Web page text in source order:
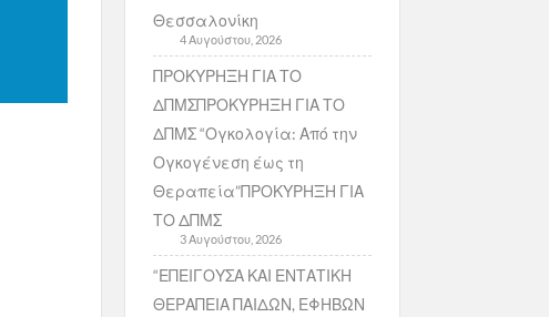
Θεσσαλονίκη
4 Αυγούστου, 2026
ΠΡΟΚΥΡΗΞΗ ΓΙΑ ΤΟ
ΔΠΜΣΠΡΟΚΥΡΗΞΗ ΓΙΑ ΤΟ
ΔΠΜΣ “Ογκολογία: Από την
Ογκογένεση έως τη
Θεραπεία”ΠΡΟΚΥΡΗΞΗ ΓΙΑ
ΤΟ ΔΠΜΣ
3 Αυγούστου, 2026
“ΕΠΕΙΓΟΥΣΑ ΚΑΙ ΕΝΤΑΤΙΚΗ
ΘΕΡΑΠΕΙΑ ΠΑΙΔΩΝ, ΕΦΗΒΩΝ